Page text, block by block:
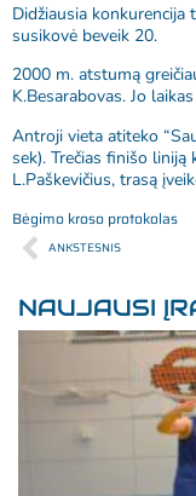
Didžiausia konkurencija
susikovė beveik 20.
2000 m. atstumą
K.Besarabovas. Jo
Antroji vieta atiteko
sek). Trečias finišo
L.Paškevičius, trasą
Bėgimo kroso protokolas
ANKSTESNIS
NAUJAUSI